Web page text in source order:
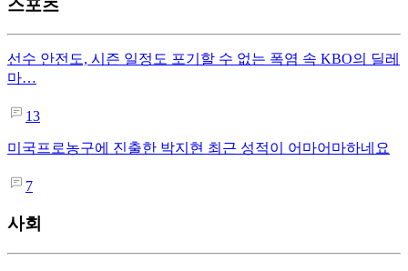
스포츠
선수 안전도, 시즌 일정도 포기할 수 없는 폭염 속 KBO의 딜레
마…
13
미국프로농구에 진출한 박지현 최근 성적이 어마어마하네요
7
사회